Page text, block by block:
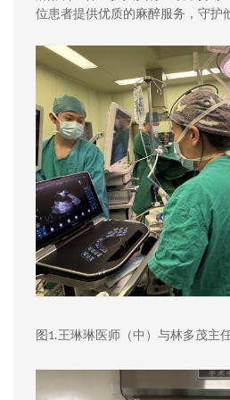
位患者提供优质的麻醉服务，守护
图 1.王琳琳医师（中）与林多茂主